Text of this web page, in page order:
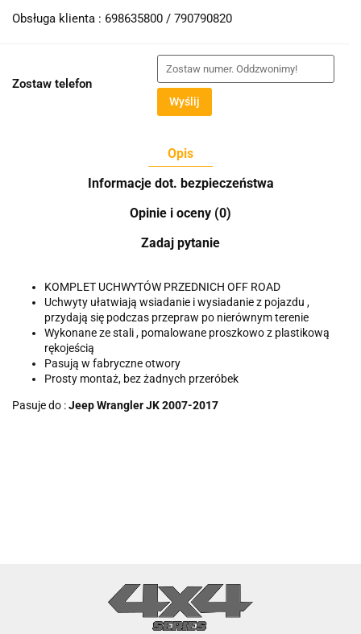
Obsługa klienta : 698635800 / 790790820
Zostaw telefon
Wyślij
Opis
Informacje dot. bezpieczeństwa
Opinie i oceny (0)
Zadaj pytanie
KOMPLET UCHWYTÓW PRZEDNICH OFF ROAD
Uchwyty ułatwiają wsiadanie i wysiadanie z pojazdu ,
przydają się podczas przepraw po nierównym terenie
Wykonane ze stali , pomalowane proszkowo z plastikową
rękojeścią
Pasują w fabryczne otwory
Prosty montaż, bez żadnych przeróbek
Pasuje do :Jeep Wrangler JK 2007-2017